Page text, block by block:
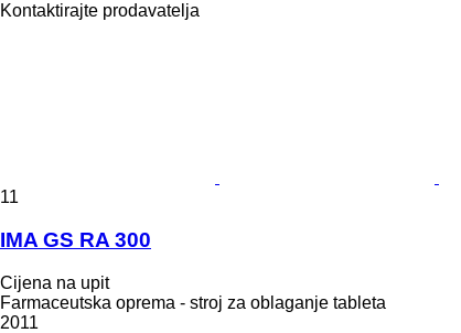
Kontaktirajte prodavatelja
11
IMA GS RA 300
Cijena na upit
Farmaceutska oprema - stroj za oblaganje tableta
2011